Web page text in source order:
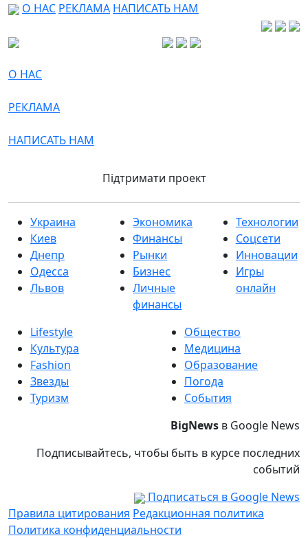
О НАС РЕКЛАМА НАПИСАТЬ НАМ
О НАС
РЕКЛАМА
НАПИСАТЬ НАМ
Підтримати проект
Украина
Киев
Днепр
Одесса
Львов
Экономика
Финансы
Рынки
Бизнес
Личные
финансы
Технологии
Соцсети
Инновации
Игры
онлайн
Lifestyle
Культура
Fashion
Звезды
Туризм
Общество
Медицина
Образование
Погода
События
BigNews в Google News
Подписывайтесь, чтобы быть в курсе последних
событий
Подписаться в Google News
Правила цитирования Редакционная политика
Политика конфиденциальности